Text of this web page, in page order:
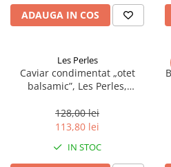
ADAUGA IN COS
Les Perles
Caviar condimentat „otet
balsamic”, Les Perles,
sferice, 200 g
128,00 lei
113,80 lei
IN STOC